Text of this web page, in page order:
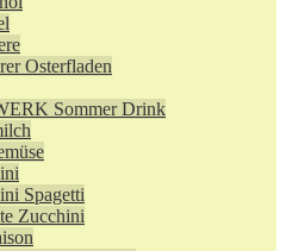
Osterfladen
Sommer Drink
Spagetti
Zucchini